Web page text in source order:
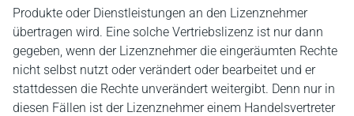
Produkte oder Dienstleistungen an den Lizenznehmer
übertragen wird. Eine solche Vertriebslizenz ist nur dann
gegeben, wenn der Lizenznehmer die eingeräumten Rechte
nicht selbst nutzt oder verändert oder bearbeitet und er
stattdessen die Rechte unverändert weitergibt. Denn nur in
diesen Fällen ist der Lizenznehmer einem Handelsvertreter